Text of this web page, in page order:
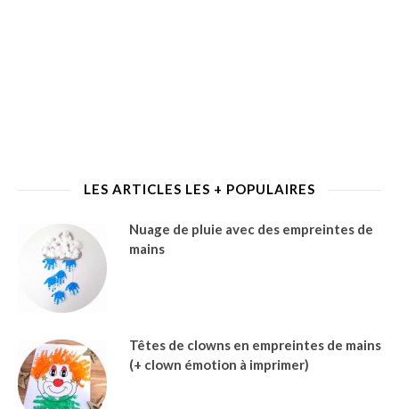
LES ARTICLES LES + POPULAIRES
Nuage de pluie avec des empreintes de
mains
Têtes de clowns en empreintes de mains
(+ clown émotion à imprimer)